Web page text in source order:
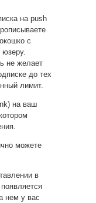
на push
с
не желает
до тех
лимит.
на ваш
можете
в
нем у вас